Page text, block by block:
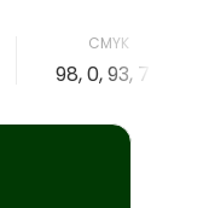
CMYK
98, 0, 93, 78